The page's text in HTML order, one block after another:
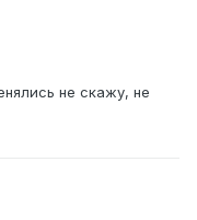
не скажу, не